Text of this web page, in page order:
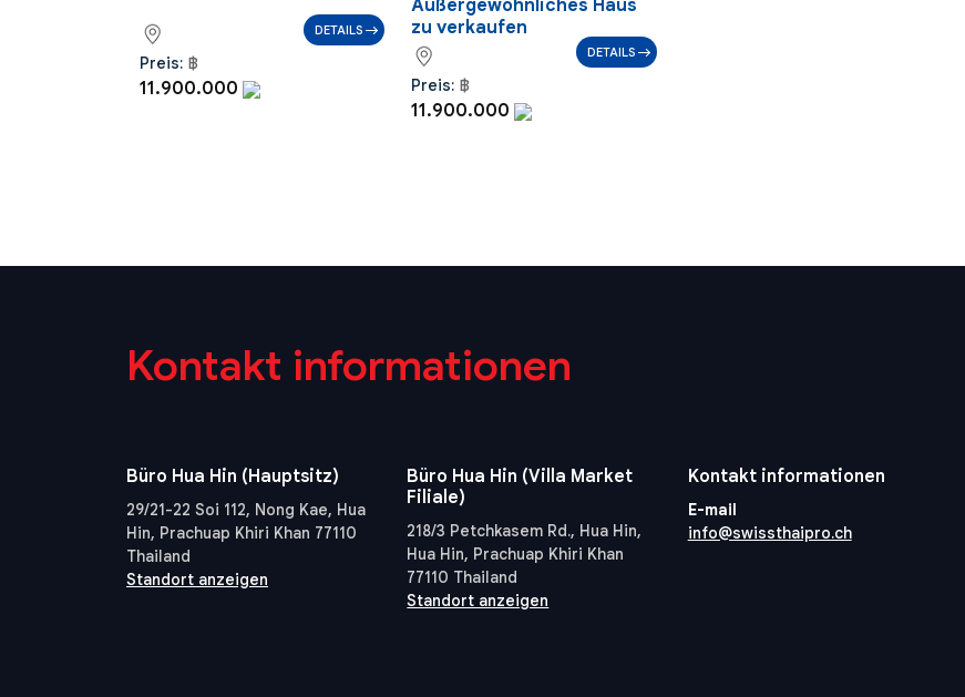
Preis: ฿
11.900.000
DETAILS
Außergewöhnliches Haus
zu verkaufen
Preis: ฿
11.900.000
DETAILS
Kontakt informationen
Büro Hua Hin (Hauptsitz)
29/21-22 Soi 112, Nong Kae, Hua
Hin, Prachuap Khiri Khan 77110
Thailand
Standort anzeigen
Büro Hua Hin (Villa Market
Filiale)
218/3 Petchkasem Rd., Hua Hin,
Hua Hin, Prachuap Khiri Khan
77110 Thailand
Standort anzeigen
Kontakt informationen
E-mail
info@swissthaipro.ch